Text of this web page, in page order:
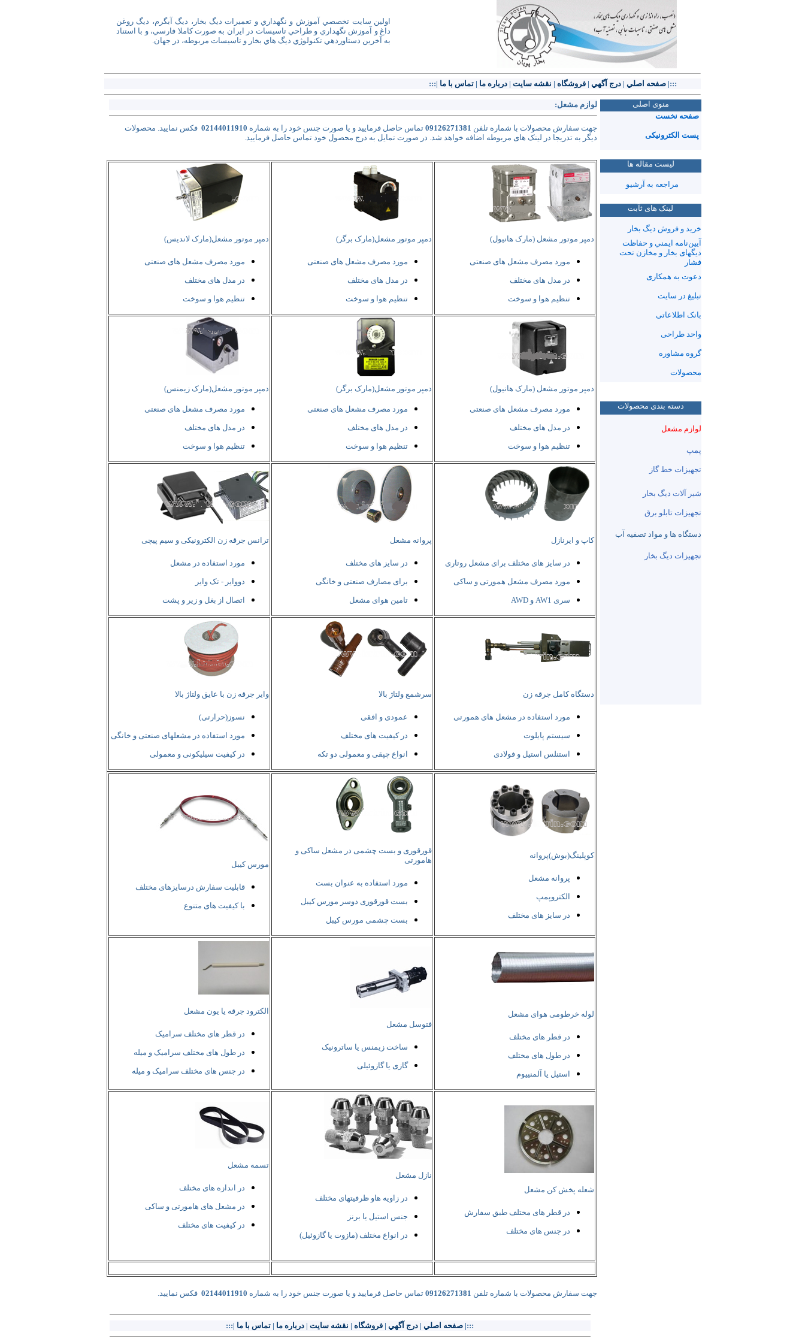
اولين سايت تخصصي آموزش و نگهداري و تعميرات ديگ بخار، ديگ آبگرم، ديگ روغن
داغ و آموزش نگهداري و طراحي تاسيسات در ايران به صورت کاملا فارسي، و با استناد
به آخرين دستاوردهي تکنولوژي ديگ هاي بخار و تاسيسات مربوطه، در جهان.
:::| صفحه اصلي | درج آگهي | فروشگاه | نقشه سایت | درباره ما | تماس با ما |:::
لوازم مشعل:
جهت سفارش محصولات با شماره تلفن 09126271381 تماس حاصل فرمایید و یا صورت جنس خود را به شماره 02144011910 فکس نمایید. محصولات
دیگر به تدریجا در لینک های مربوطه اضافه خواهد شد. در صورت تمایل به درج محصول خود تماس حاصل فرمایید.
دمپر موتور مشعل (مارک هانیول)
مورد مصرف مشعل های صنعتی
در مدل های مختلف
تنظیم هوا و سوخت
دمپر موتور مشعل(مارک برگر)
مورد مصرف مشعل های صنعتی
در مدل های مختلف
تنظیم هوا و سوخت
دمپر موتور مشعل(مارک لاندیس)
مورد مصرف مشعل های صنعتی
در مدل های مختلف
تنظیم هوا و سوخت
دمپر موتور مشعل (مارک هانیول)
مورد مصرف مشعل های صنعتی
در مدل های مختلف
تنظیم هوا و سوخت
دمپر موتور مشعل(مارک برگر)
مورد مصرف مشعل های صنعتی
در مدل های مختلف
تنظیم هوا و سوخت
دمپر موتور مشعل(مارک زیمنس)
مورد مصرف مشعل های صنعتی
در مدل های مختلف
تنظیم هوا و سوخت
کاپ و ایرنازل
در سایز های مختلف برای مشعل روتاری
مورد مصرف مشعل همورتی و ساکی
سری AW1 و AWD
پروانه مشعل
در سایز های مختلف
برای مصارف صنعتی و خانگی
تامین هوای مشعل
ترانس جرقه زن الکترونیکی و سیم پیچی
مورد استفاده در مشعل
دووایر - تک وایر
اتصال از بغل و زیر و پشت
دستگاه کامل جرقه زن
مورد استفاده در مشعل های همورتی
سیستم پایلوت
استنلس استیل و فولادی
سرشمع ولتاژ بالا
عمودی و افقی
در کیفیت های مختلف
انواع چپقی و معمولی دو تکه
وایر جرقه زن با عایق ولتاژ بالا
نسوز(حرارتی)
مورد استفاده در مشعلهای صنعتی و خانگی
در کیفیت سیلیکونی و معمولی
کوپلینگ(بوش)پروانه
پروانه مشعل
الکتروپمپ
در سایز های مختلف
قورقوری و بست چشمی در مشعل ساکی و
هامورتی
مورد استفاده به عنوان بست
بست قورقوری دوسر مورس کیبل
بست چشمی مورس کیبل
مورس کیبل
قابلیت سفارش درسایزهای مختلف
با کیفیت های متنوع
لوله خرطومی هوای مشعل
در قطر های مختلف
در طول های مختلف
استیل یا آلمنییوم
فتوسل مشعل
ساخت زیمنس یا ساترونیک
گازی یا گازوئیلی
الکترود جرقه یا یون مشعل
در قطر های مختلف سرامیک
در طول های مختلف سرامیک و میله
در جنس های مختلف سرامیک و میله
شعله پخش کن مشعل
در قطر های مختلف طبق سفارش
در جنس های مختلف
نازل مشعل
در زاویه هاو ظرفیتهای مختلف
جنس استیل یا برنز
در انواع مختلف (مازوت یا گازوئیل)
تسمه مشعل
در اندازه های مختلف
در مشعل های هامورتی و ساکی
در کیفیت های مختلف
جهت سفارش محصولات با شماره تلفن 09126271381 تماس حاصل فرمایید و یا صورت جنس خود را به شماره 02144011910 فکس نمایید.
:::| صفحه اصلي | درج آگهي | فروشگاه | نقشه سایت | درباره ما | تماس با ما |:::
منوی اصلی
صفحه نخست
پست الکترونیکی
لیست مقاله ها
مراجعه به آرشیو
لینک های ثآبت
خرید و فروش ديگ بخار
آيين‌نامه‌ ايمني و حفاظت
دیگهای بخار و مخازن تحت
فشار
دعوت به همکاری
تبلیغ در سایت
بانک اطلاعاتی
واحد طراحی
گروه مشاوره
محصولات
دسته بندی محصولات
لوازم مشعل
پمپ
تجهیزات خط گاز
شیر آلات دیگ بخار
تجهیزات تابلو برق
دستگاه ها و مواد تصفیه آب
تجهیزات دیگ بخار